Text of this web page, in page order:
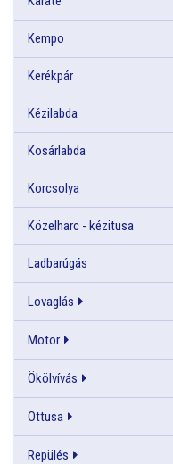
Kempo
Kerékpár
Kézilabda
Kosárlabda
Korcsolya
Közelharc - kézitusa
Ladbarúgás
Lovaglás
Motor
Ökölvívás
Öttusa
Repülés